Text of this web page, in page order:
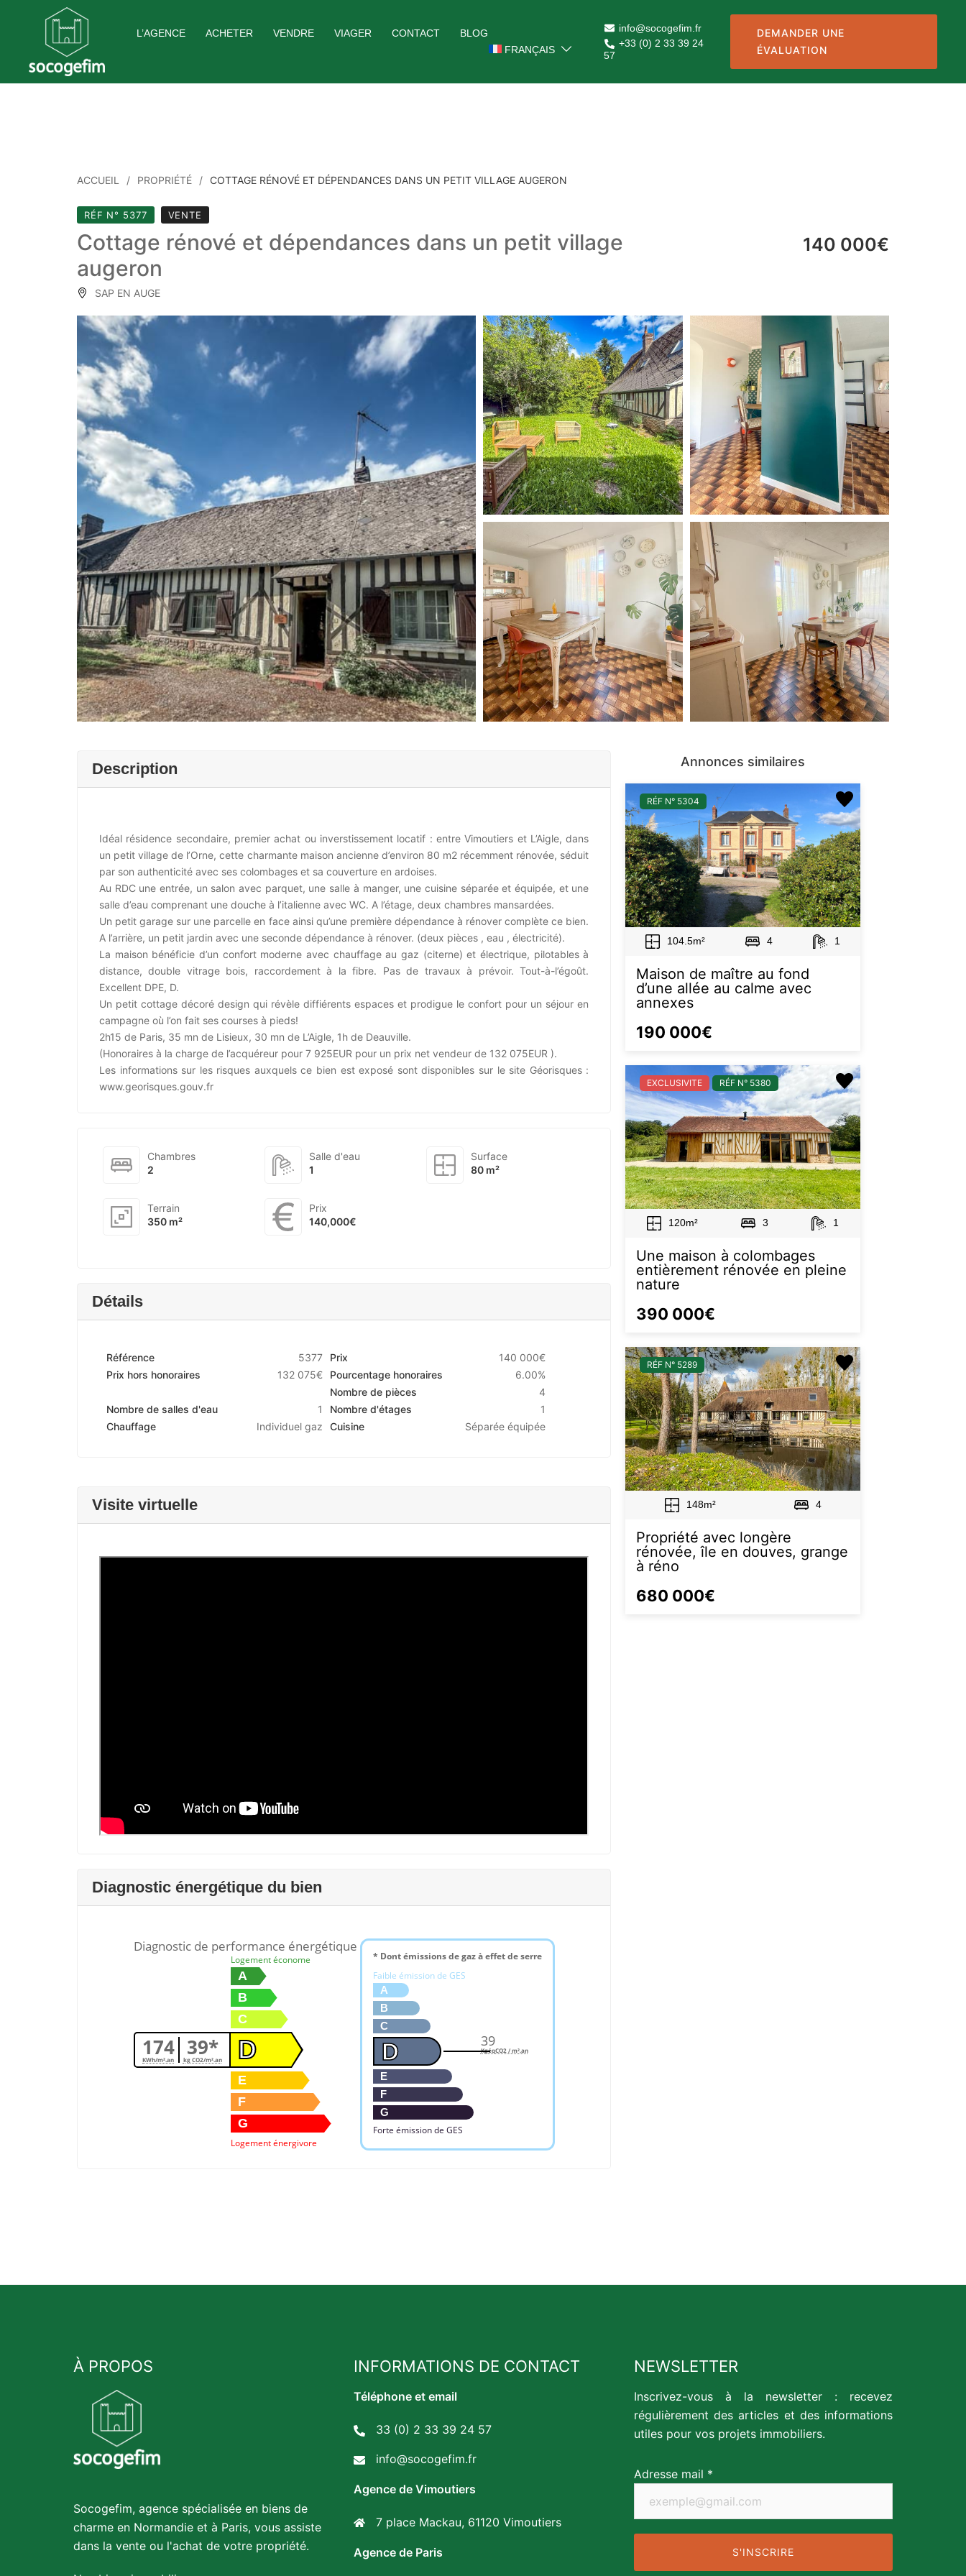
L’AGENCE ACHETER VENDRE VIAGER CONTACT
BLOG
FRANÇAIS
info@socogefim.fr
+33 (0) 2 33 39 24
57
DEMANDER UNE
ÉVALUATION
ACCUEIL PROPRIÉTÉ COTTAGE RÉNOVÉ ET DÉPENDANCES DANS UN PETIT VILLAGE AUGERON
RÉF N° 5377 VENTE
Cottage rénové et dépendances dans un petit village
augeron
SAP EN AUGE
140 000€
Description
Idéal résidence secondaire, premier achat ou inverstissement locatif : entre Vimoutiers et L’Aigle, dans
un petit village de l’Orne, cette charmante maison ancienne d’environ 80 m2 récemment rénovée, séduit
par son authenticité avec ses colombages et sa couverture en ardoises.
Au RDC une entrée, un salon avec parquet, une salle à manger, une cuisine séparée et équipée, et une
salle d’eau comprenant une douche à l’italienne avec WC. A l’étage, deux chambres mansardées.
Un petit garage sur une parcelle en face ainsi qu’une première dépendance à rénover complète ce bien.
A l’arrière, un petit jardin avec une seconde dépendance à rénover. (deux pièces , eau , électricité).
La maison bénéficie d’un confort moderne avec chauffage au gaz (citerne) et électrique, pilotables à
distance, double vitrage bois, raccordement à la fibre. Pas de travaux à prévoir. Tout-à-l’égoût.
Excellent DPE, D.
Un petit cottage décoré design qui révèle diffiérents espaces et prodigue le confort pour un séjour en
campagne où l’on fait ses courses à pieds!
2h15 de Paris, 35 mn de Lisieux, 30 mn de L’Aigle, 1h de Deauville.
(Honoraires à la charge de l’acquéreur pour 7 925EUR pour un prix net vendeur de 132 075EUR ).
Les informations sur les risques auxquels ce bien est exposé sont disponibles sur le site Géorisques :
www.georisques.gouv.fr
Chambres
2
Salle d'eau
1
Surface
80 m²
Terrain
350 m²
Prix
140,000€
Détails
Référence 5377 Prix
140 000€
Prix hors honoraires
132 075€ Pourcentage honoraires
6.00%
Nombre de pièces
4
Nombre de salles d'eau
1 Nombre d'étages
1
Chauffage
Individuel gaz Cuisine Séparée équipée
Visite virtuelle
Diagnostic énergétique du bien
Diagnostic de performance énergétique
174
KWh/m².an 39*
kg CO2/m².an
Logement économe
A
B
C
D
E
F
G
Logement énergivore
* Dont émissions de gaz à effet de serre
Faible émission de GES
A
B
C
D
E
F
G
Forte émission de GES
39
KgéqCO2 / m².an
Annonces similaires
RÉF N° 5304
104.5m² 4 1
Maison de maître au fond
d’une allée au calme avec
annexes
190 000€
EXCLUSIVITE RÉF N° 5380
120m² 3 1
Une maison à colombages
entièrement rénovée en pleine
nature
390 000€
RÉF N° 5289
148m² 4
Propriété avec longère
rénovée, île en douves, grange
à réno
680 000€
À PROPOS
Socogefim, agence spécialisée en biens de
charme en Normandie et à Paris, vous assiste
dans la vente ou l'achat de votre propriété.
INFORMATIONS DE CONTACT
Téléphone et email
33 (0) 2 33 39 24 57
info@socogefim.fr
Agence de Vimoutiers
7 place Mackau, 61120 Vimoutiers
Agence de Paris
NEWSLETTER
Inscrivez-vous à la newsletter : recevez
régulièrement des articles et des informations
utiles pour vos projets immobiliers.
Adresse mail *